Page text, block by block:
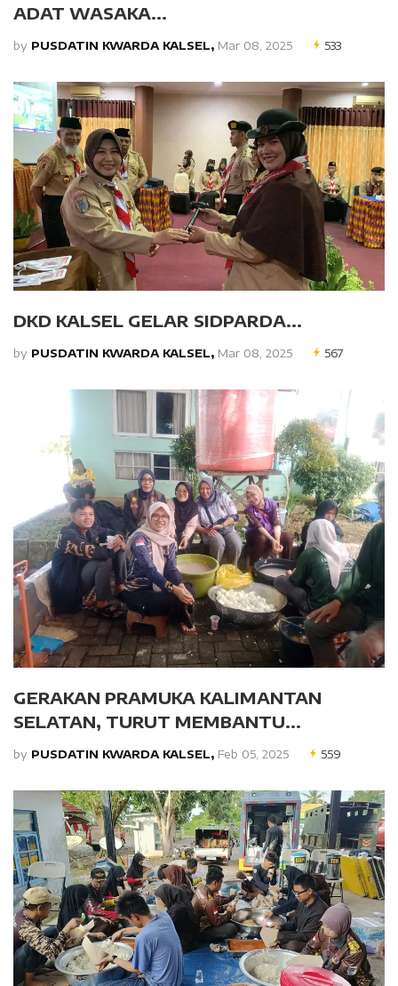
ADAT WASAKA...
by PUSDATIN KWARDA KALSEL, Mar 08, 2025 533
DKD KALSEL GELAR SIDPARDA...
by PUSDATIN KWARDA KALSEL, Mar 08, 2025 567
GERAKAN PRAMUKA KALIMANTAN
SELATAN, TURUT MEMBANTU...
by PUSDATIN KWARDA KALSEL, Feb 05, 2025 559